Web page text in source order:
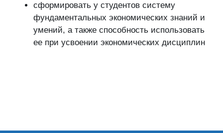
сформировать у студентов систему
фундаментальных экономических знаний и
умений, а также способность использовать
ее при усвоении экономических дисциплин